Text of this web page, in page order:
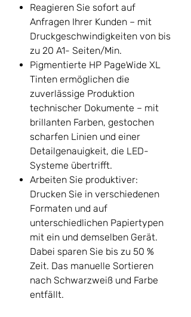
Reagieren Sie sofort auf
Anfragen Ihrer Kunden – mit
Druckgeschwindigkeiten von bis
zu 20 A1- Seiten/Min.
Pigmentierte HP PageWide XL
Tinten ermöglichen die
zuverlässige Produktion
technischer Dokumente – mit
brillanten Farben, gestochen
scharfen Linien und einer
Detailgenauigkeit, die LED-
Systeme übertrifft.
Arbeiten Sie produktiver:
Drucken Sie in verschiedenen
Formaten und auf
unterschiedlichen Papiertypen
mit ein und demselben Gerät.
Dabei sparen Sie bis zu 50 %
Zeit. Das manuelle Sortieren
nach Schwarzweiß und Farbe
entfällt.